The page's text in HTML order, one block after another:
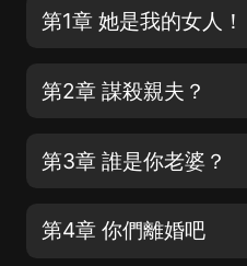
第1章 她是我的女人！
第2章 謀殺親夫？
第3章 誰是你老婆？
第4章 你們離婚吧